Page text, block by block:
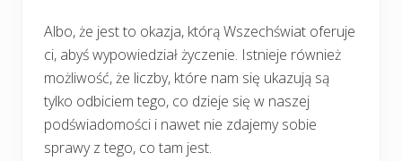
Albo, że jest to okazja, którą Wszechświat oferuje
ci, abyś wypowiedział życzenie. Istnieje również
możliwość, że liczby, które nam się ukazują są
tylko odbiciem tego, co dzieje się w naszej
podświadomości i nawet nie zdajemy sobie
sprawy z tego, co tam jest.